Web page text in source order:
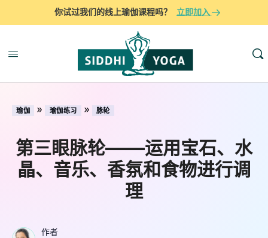
你试过我们的线上瑜伽课程吗？ 立即加入
瑜伽 » 瑜伽练习 » 脉轮
第三眼脉轮——运用宝石、水
晶、音乐、香氛和食物进行调
理
作者